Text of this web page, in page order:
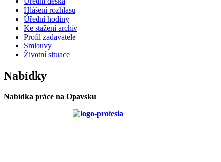
Hlášení rozhlasu
Úřední hodiny
Ke stažení archív
Profil zadavatele
Smlouvy
Životní situace
Nabídky
Nabídka práce na Opavsku